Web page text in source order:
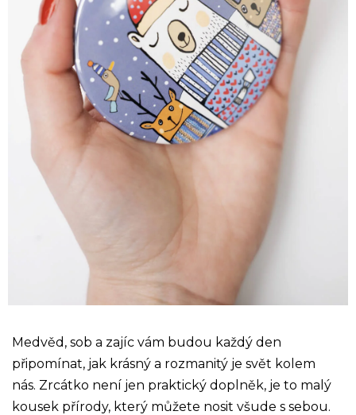
Medvěd, sob a zajíc vám budou každý den
připomínat, jak krásný a rozmanitý je svět kolem
nás. Zrcátko není jen praktický doplněk, je to malý
kousek přírody, který můžete nosit všude s sebou.